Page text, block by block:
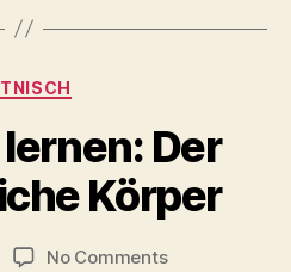
Categories
Der
Körper
No Commentson